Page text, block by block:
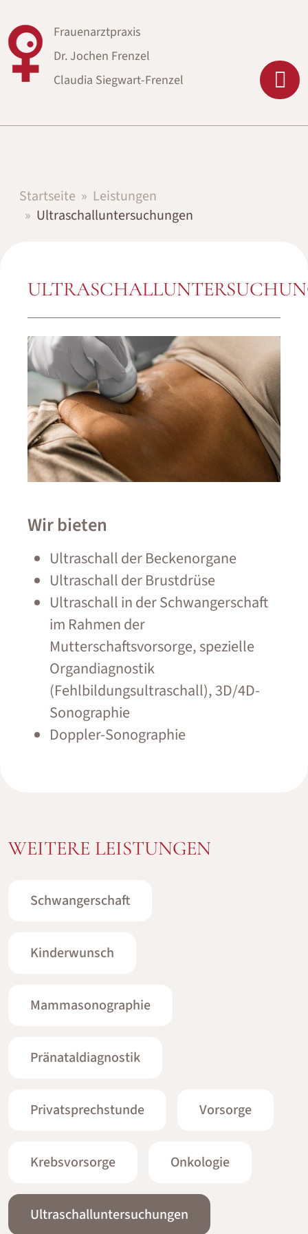
Frauenarztpraxis
Dr. Jochen Frenzel
Claudia Siegwart-Frenzel
Startseite
Leistungen
Ultraschalluntersuchungen
Wir bieten
Ultraschall der Beckenorgane
Ultraschall der Brustdrüse
Ultraschall in der Schwangerschaft
im Rahmen der
Mutterschaftsvorsorge, spezielle
Organdiagnostik
(Fehlbildungsultraschall), 3D/4D-
Sonographie
Doppler-Sonographie
WEITERE LEISTUNGEN
Schwangerschaft
Kinderwunsch
Mammasonographie
Pränataldiagnostik
Privatsprechstunde Vorsorge
Krebsvorsorge Onkologie
Ultraschalluntersuchungen